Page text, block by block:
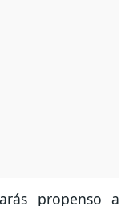
propenso a